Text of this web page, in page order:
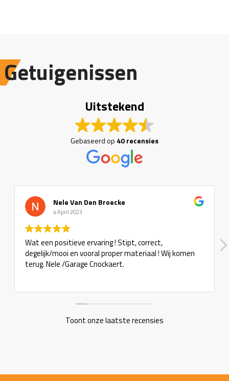
Getuigenissen
Uitstekend
Gebaseerd op 40 recensies
Broecke
! Stipt, correct,
proper materiaal ! Wij komen
Cnockaert.
Tuba Maga
Super zaak, dit zijn nog
Toont onze laatste recensies